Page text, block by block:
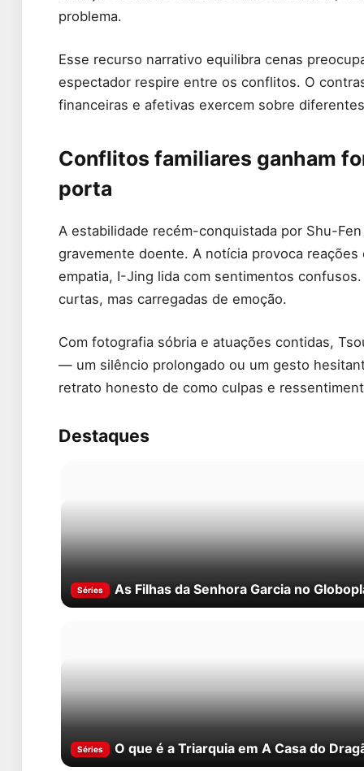
problema.
Esse recurso narrativo equilibra cenas
espectador respire entre os conflitos. O
financeiras e afetivas exercem sobre
Conflitos familiares ganham
porta
A estabilidade recém-conquistada por Shu-
gravemente doente. A notícia provoca
empatia, I-Jing lida com sentimentos
curtas, mas carregadas de emoção.
Com fotografia sóbria e atuações contidas,
— um silêncio prolongado ou um gesto
retrato honesto de como culpas e
Destaques
Séries As Filhas da Senhora Garcia no
Séries O que é a Triarquia em A Casa do